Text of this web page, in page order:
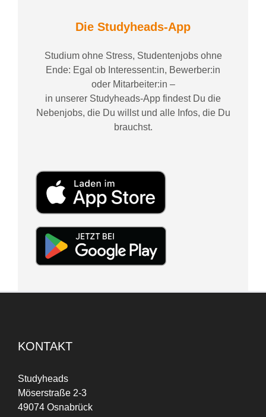
Die Studyheads-App
Studium ohne Stress, Studentenjobs ohne
Ende: Egal ob Interessent:in, Bewerber:in
oder Mitarbeiter:in –
in unserer Studyheads-App findest Du die
Nebenjobs, die Du willst und alle Infos, die Du
brauchst.
KONTAKT
Studyheads
Möserstraße 2-3
49074 Osnabrück